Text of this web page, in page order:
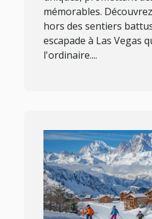
mémorables.
hors des sentiers
escapade à Las Vegas
l'ordinaire....